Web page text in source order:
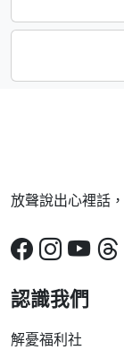
放聲說出心裡話
認識我們
解憂福利社